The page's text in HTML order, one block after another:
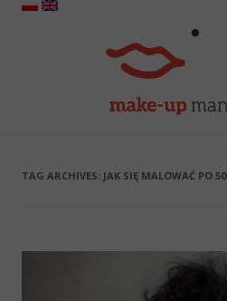
TAG ARCHIVES: JAK SIĘ MALOWAĆ PO 50